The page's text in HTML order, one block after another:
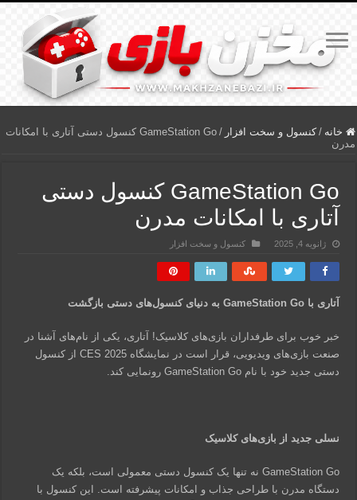
خانه / کنسول و سخت افزار /
GameStation Go کنسول دستی آتاری با امکانات
مدرن
GameStation Go کنسول دستی
آتاری با امکانات مدرن
ژانویه 4, 2025 کنسول و سخت افزار
آتاری با GameStation Go به دنیای کنسول‌های دستی بازگشت
خبر خوب برای طرفداران بازی‌های کلاسیک! آتاری، یکی از نام‌های آشنا در
صنعت بازی‌های ویدیویی، قرار است در نمایشگاه CES 2025 از کنسول
دستی جدید خود با نام GameStation Go رونمایی کند.
نسلی جدید از بازی‌های کلاسیک
GameStation Go نه تنها یک کنسول دستی معمولی است، بلکه یک
دستگاه مدرن با طراحی جذاب و امکانات پیشرفته است. این کنسول با